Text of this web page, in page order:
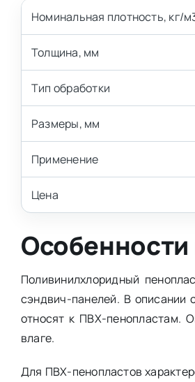
Номинальная плотность, кг/
Толщина, мм
Тип обработки
Размеры, мм
Применение
Цена
Особенности
Поливинилхлоридный
сэндвич-панелей. В описании
относят к ПВХ-пенопластам.
влаге.
Для ПВХ-пенопластов